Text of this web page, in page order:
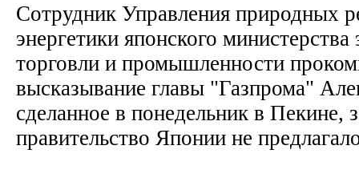
Сотрудник Управления природных
энергетики японского
торговли и промышленности
высказывание главы "Газпрома"
сделанное в понедельник в Пекине,
правительство Японии не